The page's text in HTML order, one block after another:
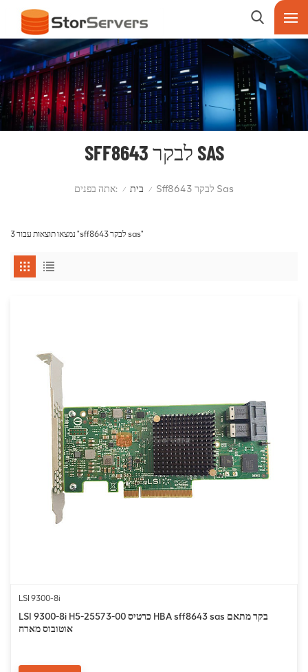
SFF8643 לבקר SAS
אתה בפנים: / בית / Sff8643 לבקר Sas
3 נמצאו תוצאות עבור "sff8643 לבקר sas"
LSI 9300-8i
LSI 9300-8i H5-25573-00 כרטיס HBA sff8643 sas בקר מתאם
אוטובוס מארח